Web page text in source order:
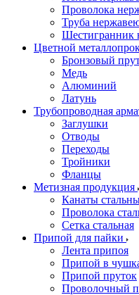
Проволока
Труба
Шестигранник
Цветной
Бронзовый
Медь
Алюминий
Латунь
Трубопроводная
Заглушки
Отводы
Переходы
Тройники
Фланцы
Метизная продукция
Канаты
Проволока
Сетка стальная
Припой для пайки
Лента припоя
Припой в
Припой пруток
Проволочный